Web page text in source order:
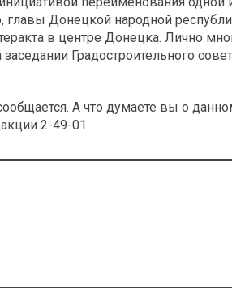
главы Донецкой народной
в центре Донецка. Лично
Градостроительного
А что думаете вы о
2-49-01.